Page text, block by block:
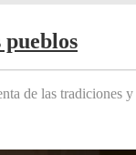
de las tradiciones